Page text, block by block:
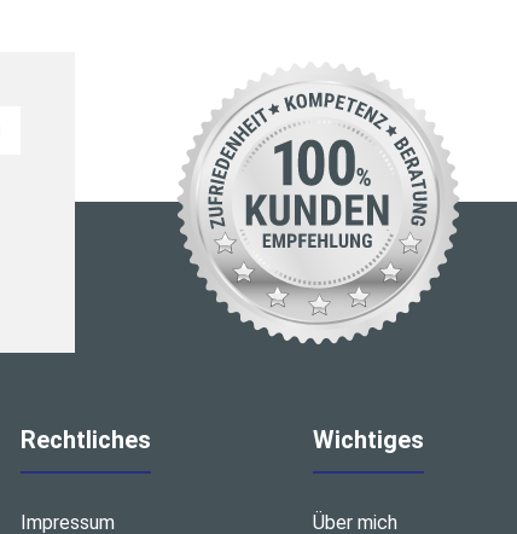
Rechtliches
Impressum
Wichtiges
Über mich